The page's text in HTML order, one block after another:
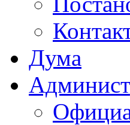
Дума